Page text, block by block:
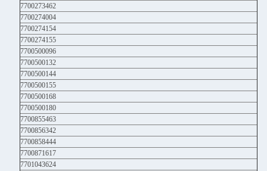
7700273462
7700274004
7700274154
7700274155
7700500096
7700500132
7700500144
7700500155
7700500168
7700500180
7700855463
7700856342
7700858444
7700871617
7701043624